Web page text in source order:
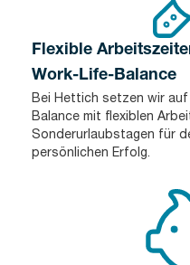
Flexible
Work-Life-Balance
Bei Hettich setzen wir
Balance mit flexiblen
Sonderurlaubstagen für
persönlichen Erfolg.